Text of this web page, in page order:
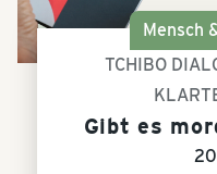
Mensch
TCHIBO
Gibt es